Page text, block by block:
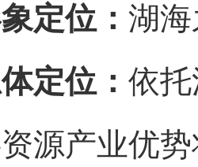
定位： 湖
定位： 依
源产业优